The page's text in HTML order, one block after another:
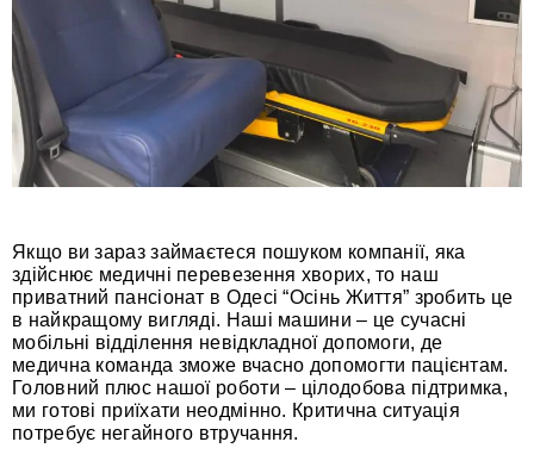
Якщо ви зараз займаєтеся пошуком компанії, яка
здійснює медичні перевезення хворих, то наш
приватний пансіонат в Одесі “Осінь Життя” зробить це
в найкращому вигляді. Наші машини – це сучасні
мобільні відділення невідкладної допомоги, де
медична команда зможе вчасно допомогти пацієнтам.
Головний плюс нашої роботи – цілодобова підтримка,
ми готові приїхати неодмінно. Критична ситуація
потребує негайного втручання.